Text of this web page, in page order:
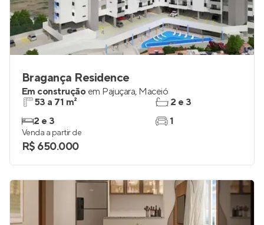
Bragança Residence
Em construção em Pajuçara, Maceió
53 a 71 m²
2 e 3
2 e 3
1
Venda a partir de
R$ 650.000